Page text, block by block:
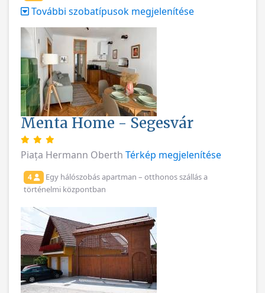
További szobatípusok megjelenítése
Menta Home - Segesvár
Piața Hermann Oberth Térkép megjelenítése
4
Egy hálószobás apartman – otthonos szállás a
történelmi központban